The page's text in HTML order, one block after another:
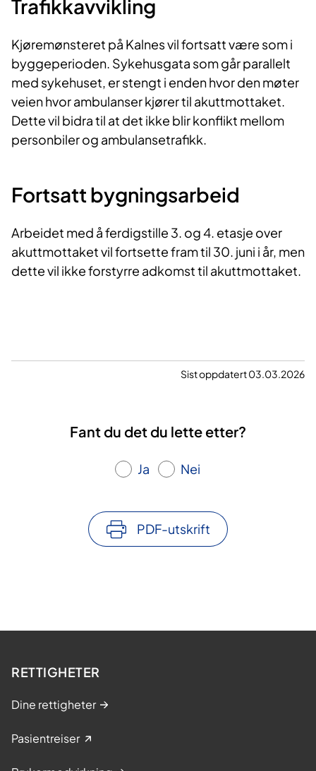
Trafikkavvikling
Kjøremønsteret på Kalnes vil fortsatt være som i
byggeperioden. Sykehusgata som går parallelt
med sykehuset, er stengt i enden hvor den møter
veien hvor ambulanser kjører til akuttmottaket.
Dette vil bidra til at det ikke blir konflikt mellom
personbiler og ambulansetrafikk.
Fortsatt bygningsarbeid
Arbeidet med å ferdigstille 3. og 4. etasje over
akuttmottaket vil fortsette fram til 30. juni i år, men
dette vil ikke forstyrre adkomst til akuttmottaket.
Sist oppdatert 03.03.2026
Fant du det du lette etter?
Ja Nei
PDF-utskrift
RETTIGHETER
Dine rettigheter
Pasientreiser